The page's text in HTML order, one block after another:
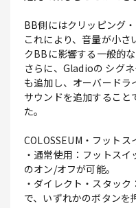
BB側にはクリッピング
これにより、音量が小さ
クBBに影響する一般的
さらに、Gladioの シグ
も追加し、オーバードラ
サウンドを追加すること
た。
COLOSSEUM・フットス
・通常使用：フットス
のオン/オフが可能。
・ダイレクト・スタッ
で、いずれかのボタン